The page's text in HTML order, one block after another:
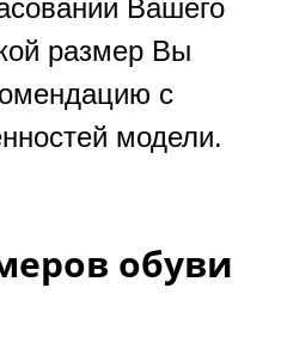
Вашего
размер Вы
с
модели.
обуви